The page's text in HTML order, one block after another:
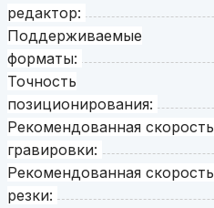
редактор:
Поддерживаемые
форматы:
Точность
позиционирования:
Рекомендованная скорость
гравировки:
Рекомендованная скорость
резки: